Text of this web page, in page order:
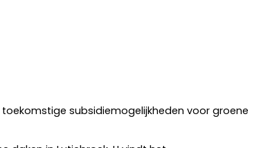
subsidiemogelijkheden voor groene